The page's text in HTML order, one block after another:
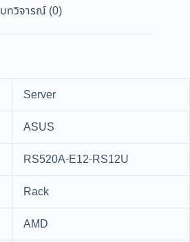
บทวิจารณ์ (0)
Server
ASUS
RS520A-E12-RS12U
Rack
AMD